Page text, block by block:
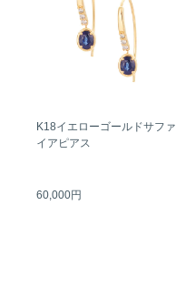
K18イエローゴールドサファ
イアピアス
60,000円